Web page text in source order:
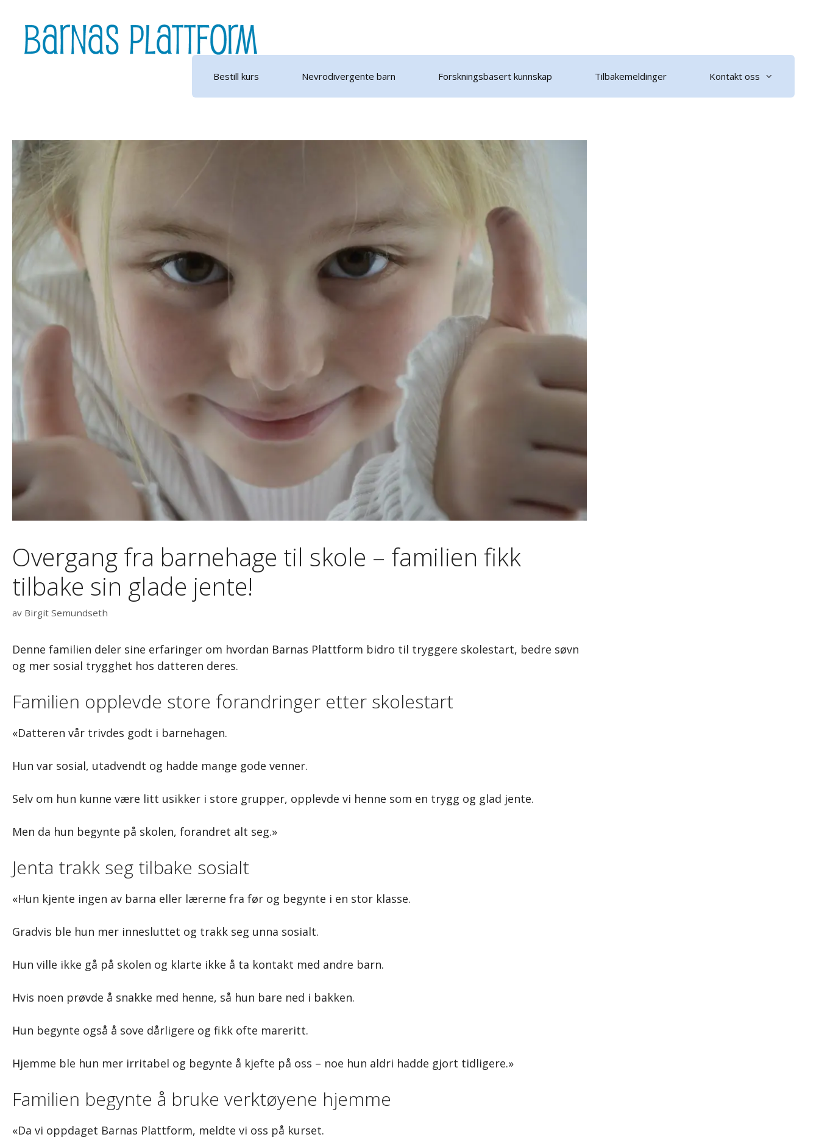
innhold
Bestill kurs Nevrodivergente barn Forskningsbasert kunnskap Tilbakemeldinger Kontakt oss
Overgang fra barnehage til skole – familien fikk
tilbake sin glade jente!
av Birgit Semundseth
Denne familien deler sine erfaringer om hvordan Barnas Plattform bidro til tryggere skolestart, bedre søvn
og mer sosial trygghet hos datteren deres.
Familien opplevde store forandringer etter skolestart
«Datteren vår trivdes godt i barnehagen.
Hun var sosial, utadvendt og hadde mange gode venner.
Selv om hun kunne være litt usikker i store grupper, opplevde vi henne som en trygg og glad jente.
Men da hun begynte på skolen, forandret alt seg.»
Jenta trakk seg tilbake sosialt
«Hun kjente ingen av barna eller lærerne fra før og begynte i en stor klasse.
Gradvis ble hun mer innesluttet og trakk seg unna sosialt.
Hun ville ikke gå på skolen og klarte ikke å ta kontakt med andre barn.
Hvis noen prøvde å snakke med henne, så hun bare ned i bakken.
Hun begynte også å sove dårligere og fikk ofte mareritt.
Hjemme ble hun mer irritabel og begynte å kjefte på oss – noe hun aldri hadde gjort tidligere.»
Familien begynte å bruke verktøyene hjemme
«Da vi oppdaget Barnas Plattform, meldte vi oss på kurset.